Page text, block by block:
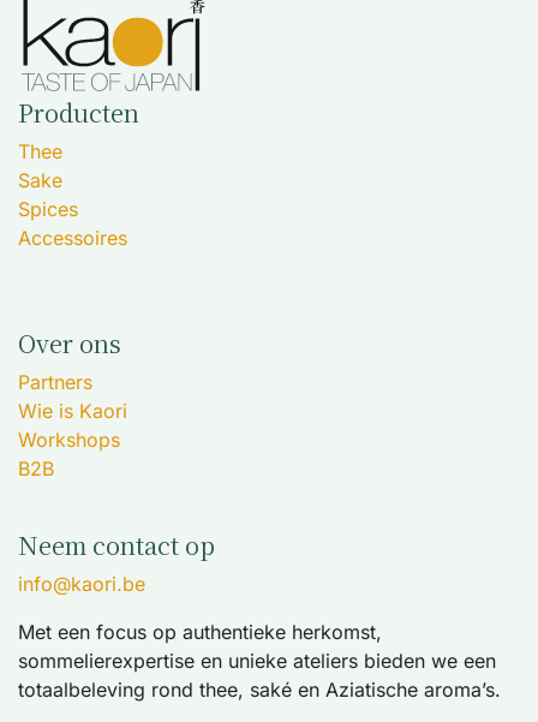
Producten
Thee
Sake
Spices
Accessoires
Over ons
Partners
Wie is Kaori
Workshops
B2B
Neem contact op
info@kaori.be
Met een focus op authentieke herkomst,
sommelierexpertise en unieke ateliers bieden we een
totaalbeleving rond thee, saké en Aziatische aroma’s.